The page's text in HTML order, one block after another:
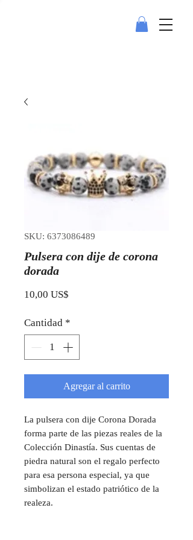
SKU: 6373086489
Pulsera con dije de corona
dorada
10,00 US$
Cantidad *
Agregar al carrito
La pulsera con dije Corona Dorada
forma parte de las piezas reales de la
Colección Dinastía. Sus cuentas de
piedra natural son el regalo perfecto
para esa persona especial, ya que
simbolizan el estado patriótico de la
realeza.